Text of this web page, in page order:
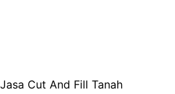
Jasa Cut And Fill Tanah